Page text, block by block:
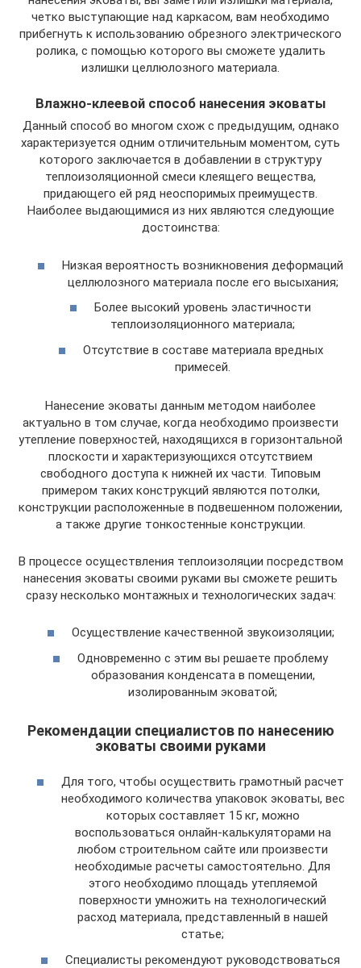
четко выступающие над каркасом, вам необходимо
прибегнуть к использованию обрезного электрического
ролика, с помощью которого вы сможете удалить
излишки целлюлозного материала.
Влажно-клеевой способ нанесения эковаты
Данный способ во многом схож с предыдущим, однако
характеризуется одним отличительным моментом, суть
которого заключается в добавлении в структуру
теплоизоляционной смеси клеящего вещества,
придающего ей ряд неоспоримых преимуществ.
Наиболее выдающимися из них являются следующие
достоинства:
Низкая вероятность возникновения деформаций
целлюлозного материала после его высыхания;
Более высокий уровень эластичности
теплоизоляционного материала;
Отсутствие в составе материала вредных
примесей.
Нанесение эковаты данным методом наиболее
актуально в том случае, когда необходимо произвести
утепление поверхностей, находящихся в горизонтальной
плоскости и характеризующихся отсутствием
свободного доступа к нижней их части. Типовым
примером таких конструкций являются потолки,
конструкции расположенные в подвешенном положении,
а также другие тонкостенные конструкции.
В процессе осуществления теплоизоляции посредством
нанесения эковаты своими руками вы сможете решить
сразу несколько монтажных и технологических задач:
Осуществление качественной звукоизоляции;
Одновременно с этим вы решаете проблему
образования конденсата в помещении,
изолированным эковатой;
Рекомендации специалистов по нанесению
эковаты своими руками
Для того, чтобы осуществить грамотный расчет
необходимого количества упаковок эковаты, вес
которых составляет 15 кг, можно
воспользоваться онлайн-калькуляторами на
любом строительном сайте или произвести
необходимые расчеты самостоятельно. Для
этого необходимо площадь утепляемой
поверхности умножить на технологический
расход материала, представленный в нашей
статье;
Специалисты рекомендуют руководствоваться